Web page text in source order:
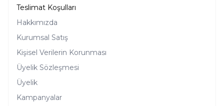
Teslimat Koşulları
Hakkımızda
Kurumsal Satış
Kişisel Verilerin Korunması
Üyelik Sözleşmesi
Üyelik
Kampanyalar